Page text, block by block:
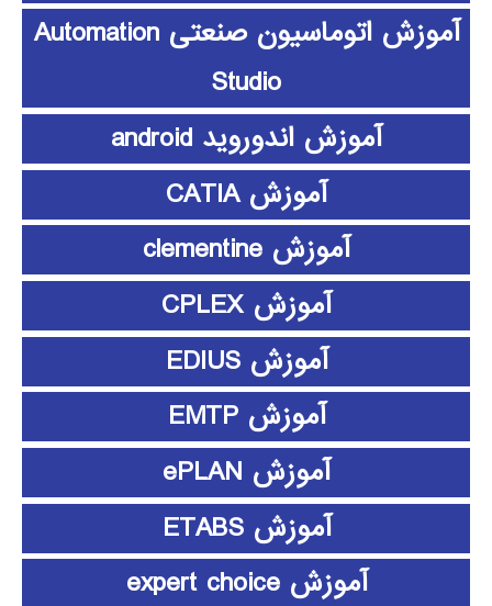
آموزش اتوماسیون صنعتی Automation
Studio
آموزش اندوروید android
آموزش CATIA
آموزش clementine
آموزش CPLEX
آموزش EDIUS
آموزش EMTP
آموزش ePLAN
آموزش ETABS
آموزش expert choice